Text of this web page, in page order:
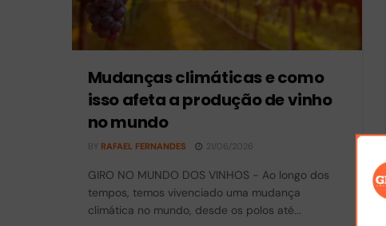
Mudanças climáticas e como
isso afeta a produção de vinho
no mundo
BY RAFAEL FERNANDES 21/06/2026
GIRO NO MUNDO DOS VINHOS - Ao longo dos
tempos, temos vivenciado uma mudança
climática no mundo, desde os polos até...